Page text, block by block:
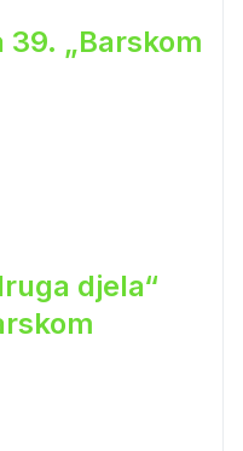
39. „Barskom
djela“